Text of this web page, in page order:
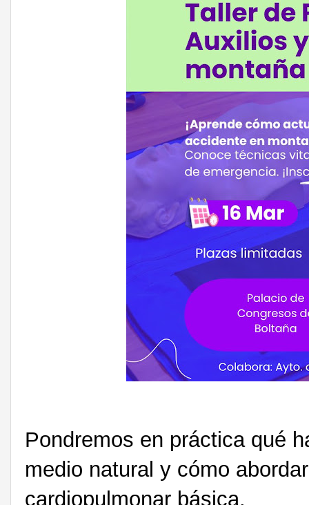
Pondremos en práctica qué
medio natural y cómo
cardiopulmonar básica.